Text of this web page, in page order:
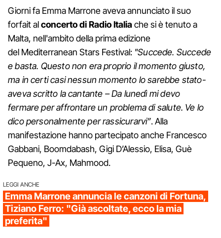
Giorni fa Emma Marrone aveva annunciato il suo
forfait alconcerto di Radio Italiache si è tenuto a
Malta, nell'ambito della prima edizione
del Mediterranean Stars Festival: "Succede. Succede
e basta. Questo non era proprio il momento giusto,
ma in certi casi nessun momento lo sarebbe stato-
aveva scritto la cantante – Da lunedì mi devo
fermare per affrontare un problema di salute. Ve lo
dico personalmente per rassicurarvi”. Alla
manifestazione hanno partecipato anche Francesco
Gabbani, Boomdabash, Gigi D’Alessio, Elisa, Guè
Pequeno, J-Ax, Mahmood.
LEGGI ANCHE
Emma Marrone annuncia le canzoni di Fortuna,
Tiziano Ferro: "Già ascoltate, ecco la mia
preferita"